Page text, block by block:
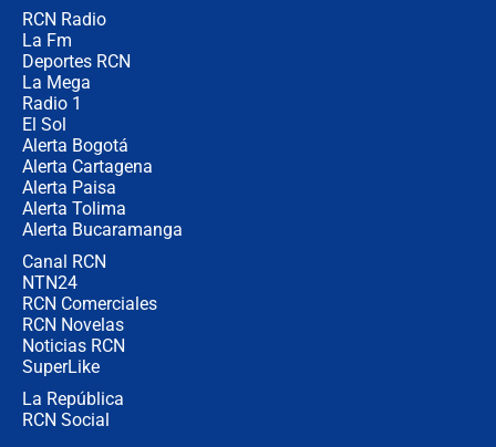
RCN Radio
La Fm
Deportes RCN
La Mega
Radio 1
El Sol
Alerta Bogotá
Alerta Cartagena
Alerta Paisa
Alerta Tolima
Alerta Bucaramanga
Canal RCN
NTN24
RCN Comerciales
RCN Novelas
Noticias RCN
SuperLike
La República
RCN Social